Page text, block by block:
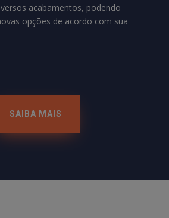
acabamentos, podendo
opções de acordo com sua
SAIBA MAIS